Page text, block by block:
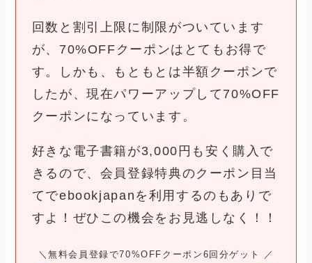
回数と割引上限に制限がついています
が、70%OFFクーポンはとてもお得で
す。しかも、もともとは半額クーポンで
したが、現在パワーアップして70%OFF
クーポンになっています。
好きな電子書籍が3,000円も安く購入で
きるので、会員登録特典のクーポン目当
てでebookjapanを利用するのもありで
すよ！ぜひこの機会をお見逃しなく！！
＼無料会員登録で70%OFFクーポン6回分ゲット ／